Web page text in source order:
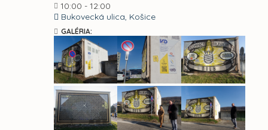
10:00 - 12:00
Bukovecká ulica, Košice
GALÉRIA: